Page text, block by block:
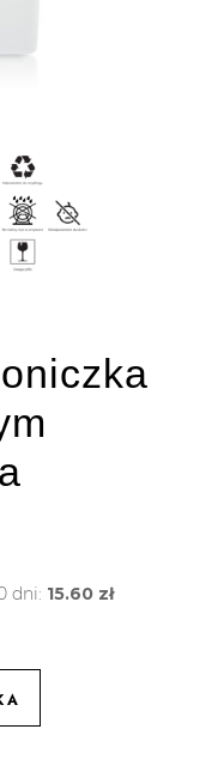
dni: 15.60 zł